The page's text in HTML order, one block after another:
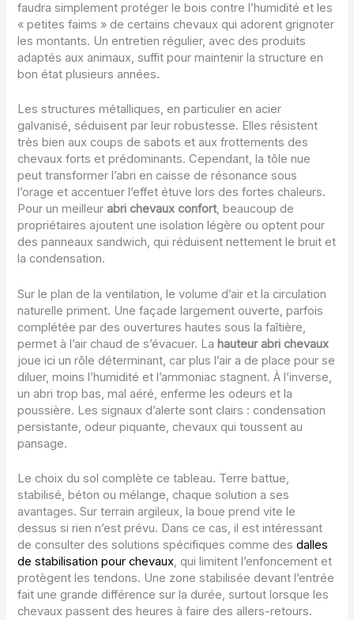
faudra simplement protéger le bois contre l’humidité et les
« petites faims » de certains chevaux qui adorent grignoter
les montants. Un entretien régulier, avec des produits
adaptés aux animaux, suffit pour maintenir la structure en
bon état plusieurs années.
Les structures métalliques, en particulier en acier
galvanisé, séduisent par leur robustesse. Elles résistent
très bien aux coups de sabots et aux frottements des
chevaux forts et prédominants. Cependant, la tôle nue
peut transformer l’abri en caisse de résonance sous
l’orage et accentuer l’effet étuve lors des fortes chaleurs.
Pour un meilleurabri chevaux confort, beaucoup de
propriétaires ajoutent une isolation légère ou optent pour
des panneaux sandwich, qui réduisent nettement le bruit et
la condensation.
Sur le plan de la ventilation, le volume d’air et la circulation
naturelle priment. Une façade largement ouverte, parfois
complétée par des ouvertures hautes sous la faîtière,
permet à l’air chaud de s’évacuer. La hauteur abri chevaux
joue ici un rôle déterminant, car plus l’air a de place pour se
diluer, moins l’humidité et l’ammoniac stagnent. À l’inverse,
un abri trop bas, mal aéré, enferme les odeurs et la
poussière. Les signaux d’alerte sont clairs : condensation
persistante, odeur piquante, chevaux qui toussent au
pansage.
Le choix du sol complète ce tableau. Terre battue,
stabilisé, béton ou mélange, chaque solution a ses
avantages. Sur terrain argileux, la boue prend vite le
dessus si rien n’est prévu. Dans ce cas, il est intéressant
de consulter des solutions spécifiques comme desdalles
de stabilisation pour chevaux, qui limitent l’enfoncement et
protègent les tendons. Une zone stabilisée devant l’entrée
fait une grande différence sur la durée, surtout lorsque les
chevaux passent des heures à faire des allers-retours.